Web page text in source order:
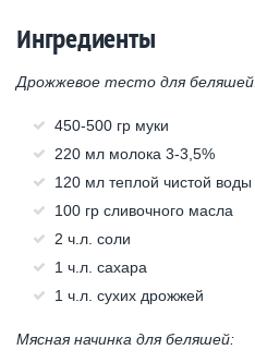
Ингредиенты
Дрожжевое тесто для
450-500 гр муки
220 мл молока 3-3,5%
120 мл теплой чистой воды
100 гр сливочного масла
2 ч.л. соли
1 ч.л. сахара
1 ч.л. сухих дрожжей
Мясная начинка для беляшей: